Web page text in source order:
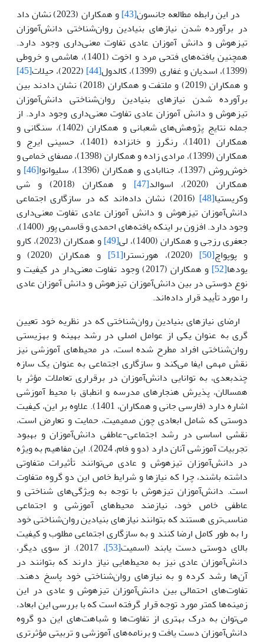
در این رابطه مطالعه جانسون[43]
و همکاران (2023) نشان داد
در برآورده شدن نیازهای بنیادین روان‌شناختی دانش‌آموزان
تیزهوش و دانش آموزان عادی تفاوت معنی‌داری وجود دارد.
همچنین یافته‌های فتحی مرد و اخوت (1401)، هاشمی و خروطی
(1399)، اسدیان و غفاری (1399)، کالدول
[44] (2022)، حیلات
[45]
و همکاران (2019) و ملتفت و همکاران (2018) نشان دادند بین
برآورده شدن نیازهای بنیادین روان‌شناختی دانش‌آموزان
تیزهوش و دانش آموزان عادی تفاوت معنی‌داری وجود دارد. از
جمله نتایج پژوهش‌های شعبانی و همکاران (1402)، سنگانی و
همکاران (1401)، رنگرز و خانزاده (1401)، حسینی ایرج و
همکاران (1399)، مرادی زاده و همکاران (1398)، مصفای خمامی و
خوش‌روش (1397)، جناابادی و همکاران (1396)، سلیوانوا
[46]
و
همکاران (2020)، اسوالد
[47]
و همکاران (2018) و شی
وکریستیا[48]
(2016) نشان داده‌اند که‌ در سازگاری اجتماعی
دانش‌آموزان تیزهوش و دانش آموزان عادی تفاوت معنی‌داری
وجود دارد. افزون بر اینکه یافته‌های احمدی و قاسمی پور (1400)،
جعفری رزجی و همکاران (1400)، لی
[49]
و همکاران (2023)، کارو
و پوپواچ[50] (2020)، هورنسترا [51]
و همکاران (2020) و
یودها[52]
و همکاران (2017) وجود تفاوت معنی‌دار در کیفیت و
نوع دوستی در بین دانش‌آموزان تیزهوش و دانش آموزان عادی
را مورد تأیید قرار داده‌اند.
ارضای نیازهای بنیادین روان‌شناختی که در نظریه خود تعیین
گری به عنوان یکی از عوامل اصلی در رشد بهینه و بهزیستی
روان‌شناختی افراد مطرح شده است، در محیط‌های آموزشی نیز
نقش مهمی ایفا می‌کند و سازگاری اجتماعی به عنوان یک سازه
چندبعدی، به توانایی دانش‌آموزان در برقراری تعاملات مؤثر با
همسالان، پذیرش هنجارهای مدرسه و انطباق با محیط آموزشی
اشاره دارد (فارسی جانی و همکاران، 1401). علاوه بر این، کیفیت
دوستی که شامل ابعادی چون صمیمیت، حمایت و تعارض است،
نقشی اساسی در رشد اجتماعی-عاطفی دانش‌آموزان و بهبود
تجربیات آموزشی آنان دارد (دو و فام، 2024). این مفاهیم به ویژه
در دانش‌آموزان تیزهوش و عادی می‌توانند تأثیرات متفاوتی
داشته باشند، چرا که نیازها و شرایط خاص این دو گروه متفاوت
است. دانش‌آموزان تیزهوش با توجه به ویژگی‌های شناختی و
عاطفی خاص خود، نیازمند محیط‌های آموزشی و اجتماعی
مناسب‌تری هستند که بتوانند نیازهای بنیادین روان‌شناختی خود
را به طور کامل ارضا کنند و به سازگاری اجتماعی مطلوب و کیفیت
بالای دوستی دست یابند (اسمیت[53]
، 2017). از سوی دیگر،
دانش‌آموزان عادی نیز به محیط‌هایی نیاز دارند که بتوانند در
آن‌ها رشد کرده و به نیازهای روان‌شناختی خود پاسخ دهند.
تفاوت‌های احتمالی بین دانش‌آموزان تیزهوش و عادی در این
زمینه‌ها کمتر مورد توجه قرار گرفته است که با بررسی این ابعاد،
می‌توان به درک بهتری از تفاوت‌ها و شباهت‌های این دو گروه
دانش‌آموزان دست یافت و برنامه‌های آموزشی و تربیتی مؤثرتری